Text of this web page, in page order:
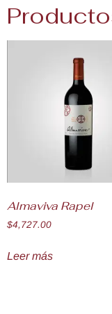
Almaviva Rapel
$4,727.00
Leer más